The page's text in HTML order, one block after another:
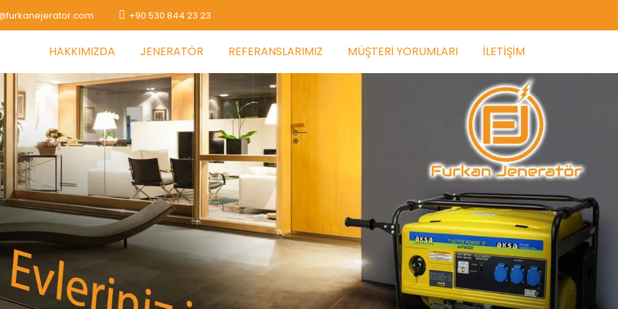
+90 530 844 23 23
HAKKIMIZDA JENERATÖR REFERANSLARIMIZ MÜŞTERI YORUMLARI İLETIŞIM